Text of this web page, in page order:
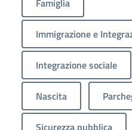
Famiglia
Immigrazione e
Integrazione sociale
Nascita